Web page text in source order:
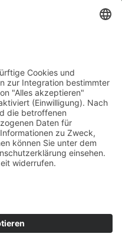
mit Steuermitteln auf
des Sächsischen